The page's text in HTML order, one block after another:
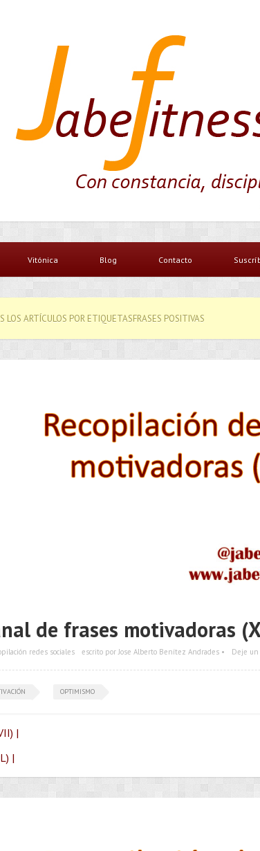
Vitónica Blog Contacto
LOS ARTÍCULOS POR ETIQUETASFRASES POSITIVAS
de frases motivadoras
redes sociales escrito por Jose Alberto Benítez Andrades • Deje un
OPTIMISMO
|
|